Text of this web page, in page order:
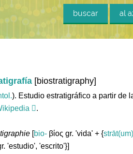
buscar al
[biostratigraphy]
). Estudio estratigráfico a partir de
.
[bio- βίος gr. 'vida' + {strāt(um)
'estudio', 'escrito'}]